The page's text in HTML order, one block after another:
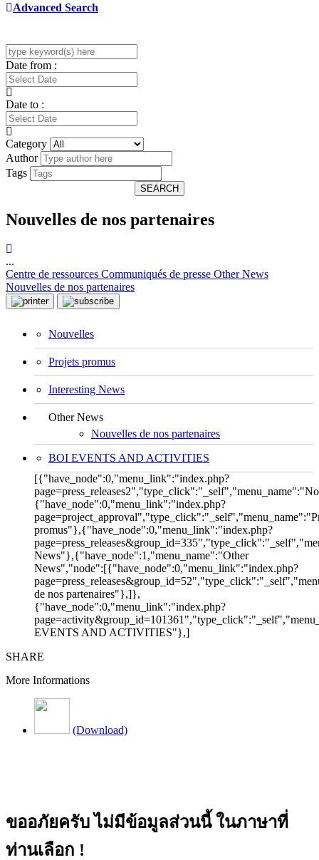
Advanced Search
Date from :
Date to :
Category
Author
Tags
SEARCH
Nouvelles de nos partenaires
...
Centre de ressources Communiqués de presse Other News
Nouvelles de nos partenaires
Nouvelles
Projets promus
Interesting News
Other News
Nouvelles de nos partenaires
BOI EVENTS AND ACTIVITIES
[{"have_node":0,"menu_link":"index.php?
{"have_node":0,"menu_link":"index.php?
promus"},{"have_node":0,"menu_link":"index.php?
News"},{"have_node":1,"menu_name":"Other
News","node":[{"have_node":0,"menu_link":"index.php?
de nos partenaires"},]},
{"have_node":0,"menu_link":"index.php?
EVENTS AND ACTIVITIES"},]
SHARE
More Informations
(Download)
ขออภัยครับ ไม่มีข้อมูลส่วนนี้ ในภาษาที่
ท่านเลือก !